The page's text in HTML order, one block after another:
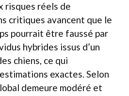
risques réels de
critiques avancent que le
pourrait être faussé par
hybrides issus d’un
chiens, ce qui
exactes. Selon
demeure modéré et